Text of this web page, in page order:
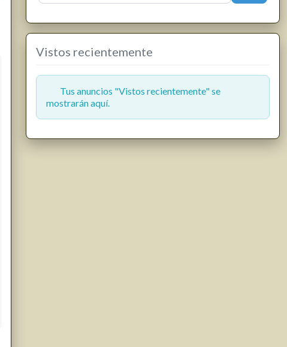
Vistos recientemente
Tus anuncios "Vistos recientemente" se
mostrarán aquí.